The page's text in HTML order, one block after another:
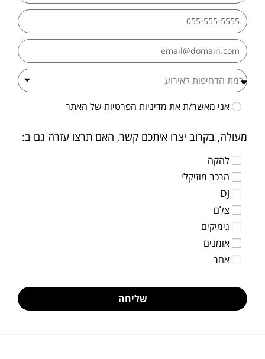
אני מאשר/ת את מדיניות הפרטיות של האתר
מעולה, בקרוב יצרו איתכם קשר, האם תרצו עזרה גם ב:
להקה
הרכב מוזיקלי
DJ
צלם
גימיקים
אומנים
אחר
שליחה